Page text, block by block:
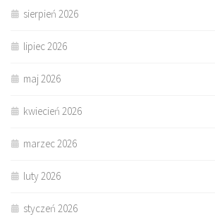
sierpień 2026
lipiec 2026
maj 2026
kwiecień 2026
marzec 2026
luty 2026
styczeń 2026